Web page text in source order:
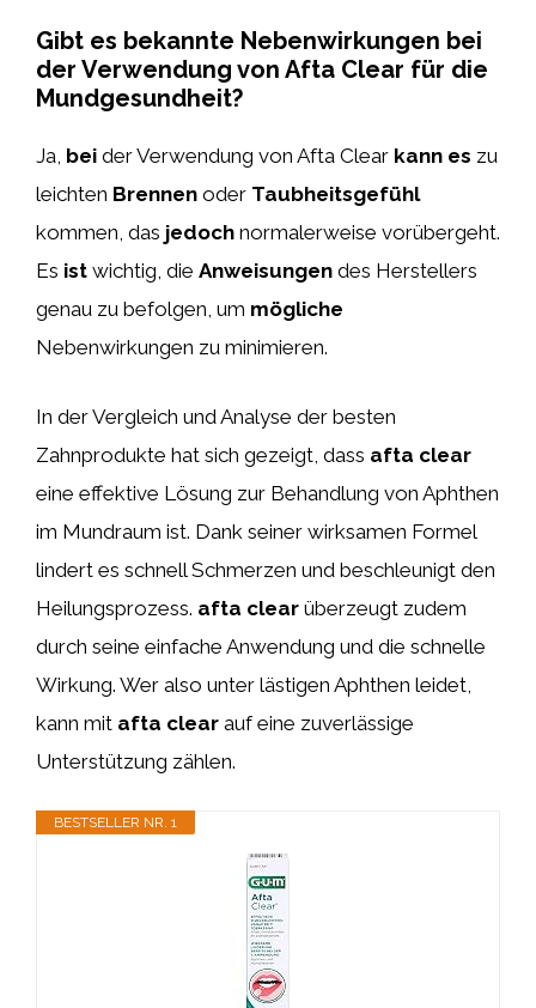
Gibt es bekannte Nebenwirkungen bei
der Verwendung von Afta Clear für die
Mundgesundheit?
Ja, bei der Verwendung von Afta Clear kann es zu
leichten Brennen oder Taubheitsgefühl
kommen, das jedoch normalerweise vorübergeht.
Es ist wichtig, die Anweisungen des Herstellers
genau zu befolgen, um mögliche
Nebenwirkungen zu minimieren.
In der Vergleich und Analyse der besten
Zahnprodukte hat sich gezeigt, dass afta clear
eine effektive Lösung zur Behandlung von Aphthen
im Mundraum ist. Dank seiner wirksamen Formel
lindert es schnell Schmerzen und beschleunigt den
Heilungsprozess. afta clear überzeugt zudem
durch seine einfache Anwendung und die schnelle
Wirkung. Wer also unter lästigen Aphthen leidet,
kann mit afta clear auf eine zuverlässige
Unterstützung zählen.
BESTSELLER NR. 1